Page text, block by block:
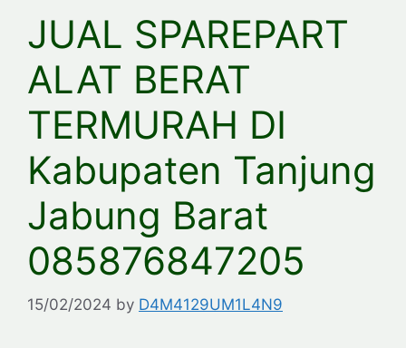
JUAL SPAREPART
ALAT BERAT
TERMURAH DI
Kabupaten Tanjung
Jabung Barat
085876847205
15/02/2024 by D4M4129UM1L4N9